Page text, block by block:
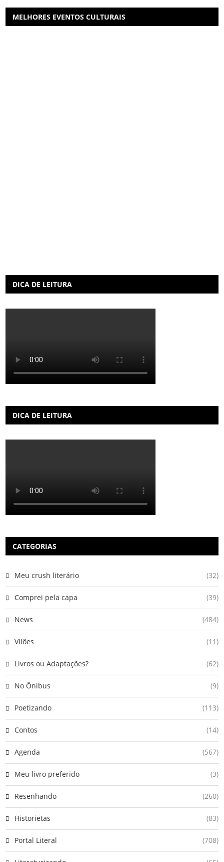
MELHORES EVENTOS CULTURAIS
DICA DE LEITURA
DICA DE LEITURA
CATEGORIAS
Meu crush literário (32)
Comprei pela capa (39)
News (484)
Vilões (11)
Livros ou Adaptações? (62)
No Ônibus (9)
Poetizando (113)
Contos (14)
Agenda (567)
Meu livro preferido (3)
Resenhando (260)
Historietas (83)
Portal Literal (708)